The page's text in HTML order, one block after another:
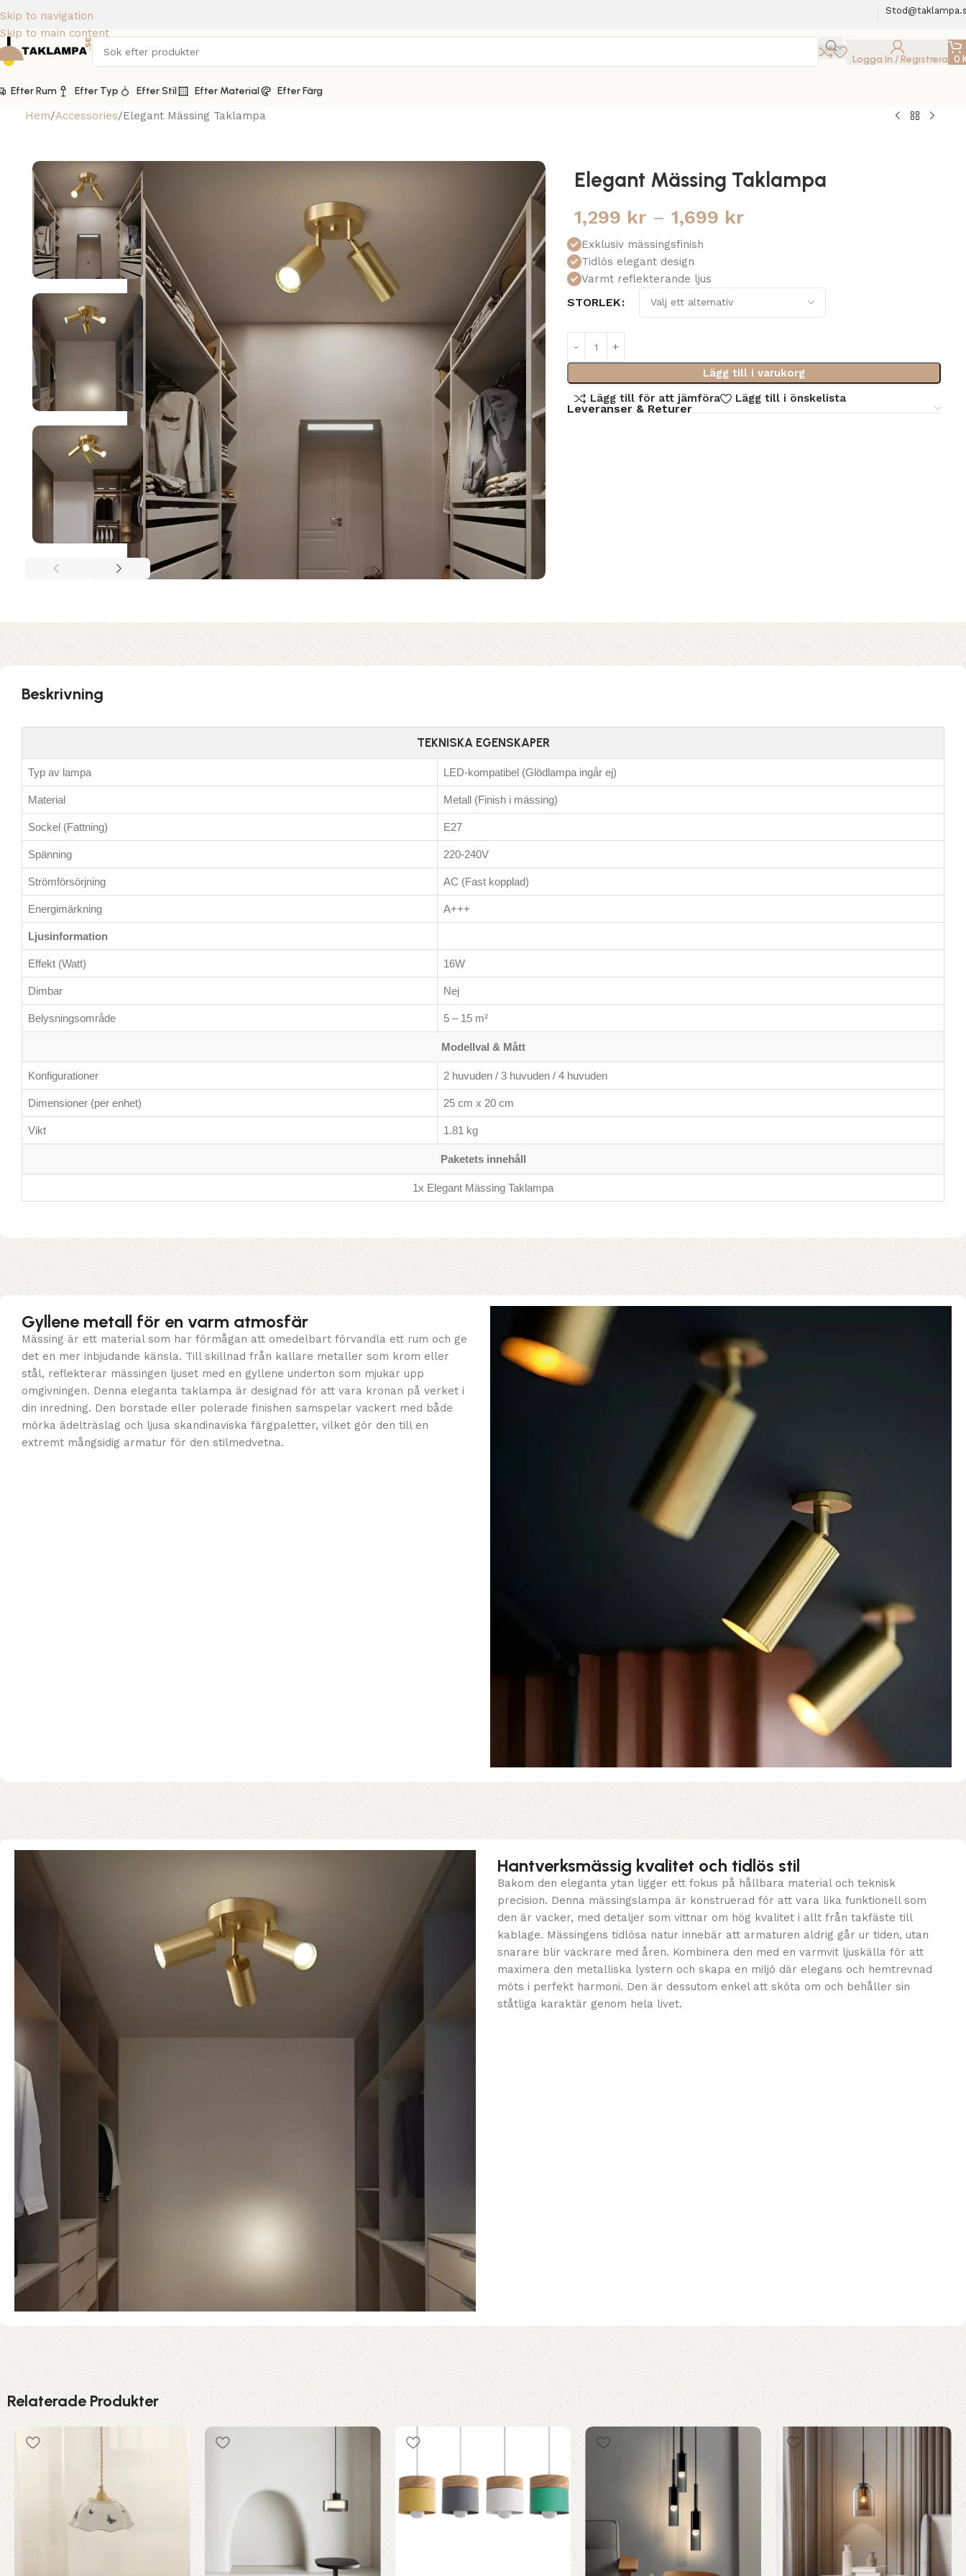
Skip to navigation
Skip to main content
Logga In / Registrera 0
Efter Rum Efter Typ Efter Stil Efter Material Efter Färg
Hem Accessories Elegant Mässing Taklampa
Elegant Mässing Taklampa
1,299 kr – 1,699 kr
Exklusiv mässingsfinish
Tidlös elegant design
Varmt reflekterande ljus
STORLEK
Lägg till i varukorg
Lägg till för att jämföra
Lägg till i önskelista
Leveranser & Returer
Beskrivning
TEKNISKA EGENSKAPER
Typ av lampa LED-kompatibel (Glödlampa ingår ej)
Material Metall (Finish i mässing)
Sockel (Fattning) E27
Spänning 220-240V
Strömförsörjning AC (Fast kopplad)
Energimärkning A+++
Ljusinformation
Effekt (Watt) 16W
Dimbar Nej
Belysningsområde 5 – 15 m²
Modellval & Mått
Konfigurationer 2 huvuden / 3 huvuden / 4 huvuden
Dimensioner (per enhet) 25 cm x 20 cm
Vikt 1.81 kg
Paketets innehåll
1x Elegant Mässing Taklampa
Gyllene metall för en varm atmosfär
Mässing är ett material som har förmågan att omedelbart förvandla ett rum och ge
det en mer inbjudande känsla. Till skillnad från kallare metaller som krom eller
stål, reflekterar mässingen ljuset med en gyllene underton som mjukar upp
omgivningen. Denna eleganta taklampa är designad för att vara kronan på verket i
din inredning. Den borstade eller polerade finishen samspelar vackert med både
mörka ädelträslag och ljusa skandinaviska färgpaletter, vilket gör den till en
extremt mångsidig armatur för den stilmedvetna.
Hantverksmässig kvalitet och tidlös stil
Bakom den eleganta ytan ligger ett fokus på hållbara material och teknisk
precision. Denna mässingslampa är konstruerad för att vara lika funktionell som
den är vacker, med detaljer som vittnar om hög kvalitet i allt från takfäste till
kablage. Mässingens tidlösa natur innebär att armaturen aldrig går ur tiden, utan
snarare blir vackrare med åren. Kombinera den med en varmvit ljuskälla för att
maximera den metalliska lystern och skapa en miljö där elegans och hemtrevnad
möts i perfekt harmoni. Den är dessutom enkel att sköta om och behåller sin
ståtliga karaktär genom hela livet.
Relaterade Produkter